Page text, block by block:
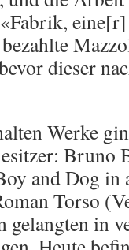
dieser
Werke
Bruno
and Dog in
Torso
gelangten in